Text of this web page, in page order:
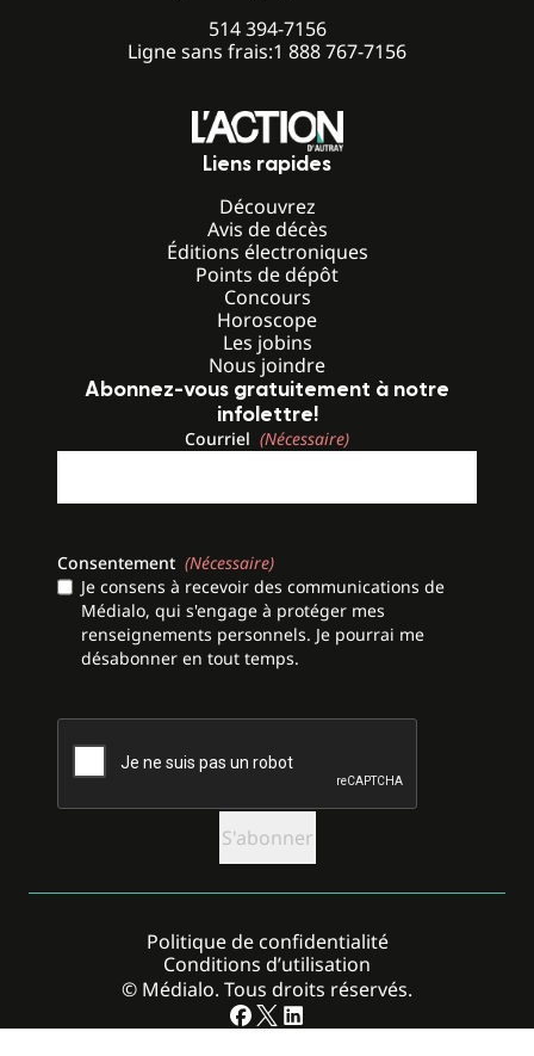
514 394-7156
Ligne sans frais:1 888 767-7156
Liens rapides
Découvrez
Avis de décès
Éditions électroniques
Points de dépôt
Concours
Horoscope
Les jobins
Nous joindre
Abonnez-vous gratuitement à notre
infolettre!
Courriel (Nécessaire)
Consentement (Nécessaire)
Je consens à recevoir des communications de
Médialo, qui s'engage à protéger mes
renseignements personnels. Je pourrai me
désabonner en tout temps.
© Médialo. Tous droits réservés.
Politique de confidentialité
Conditions d’utilisation